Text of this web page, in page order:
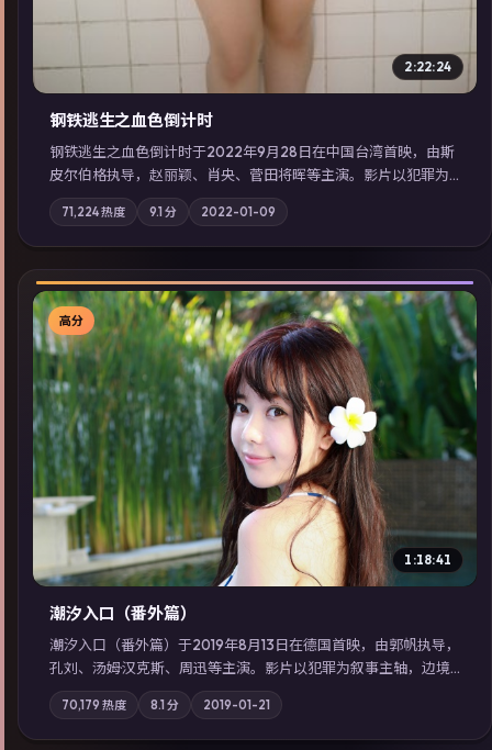
2:22:24
钢铁逃生之血色倒计时
钢铁逃生之血色倒计时于2022年9月28日在中国台湾首映，由斯
皮尔伯格执导，赵丽颖、肖央、菅田将晖等主演。影片以犯罪为
叙事主轴，失踪人口档案牵出跨国灰色产业链；摄影与配乐强化
地域气质；站内亦可通过「国产免费观看高清电视剧在线看」延
展检索同类型高分佳作，畅享高清在线追剧体验。
71,224热度 9.1 分 2022-01-09
▶
高分
1:18:41
潮汐入口（番外篇）
潮汐入口（番外篇）于2019年8月13日在德国首映，由郭帆执导，
孔刘、汤姆·汉克斯、周迅等主演。影片以犯罪为叙事主轴，边境
小镇的平静被一封匿名信彻底打破；摄影与配乐强化地域气质；
站内亦可通过「国产免费观看高清电视剧在线看」延展检索同类
型高分佳作，畅享高清在线追剧体验。
70,179 热度 8.1 分 2019-01-21